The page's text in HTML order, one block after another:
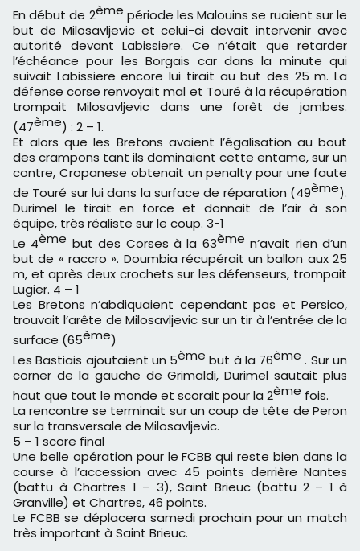
En début de 2ème période les Malouins se ruaient sur le
but de Milosavljevic et celui-ci devait intervenir avec
autorité devant Labissiere. Ce n’était que retarder
l’échéance pour les Borgais car dans la minute qui
suivait Labissiere encore lui tirait au but des 25 m. La
défense corse renvoyait mal et Touré à la récupération
trompait Milosavljevic dans une forêt de jambes.
(47ème) : 2 – 1.
Et alors que les Bretons avaient l’égalisation au bout
des crampons tant ils dominaient cette entame, sur un
contre, Cropanese obtenait un penalty pour une faute
de Touré sur lui dans la surface de réparation (49ème).
Durimel le tirait en force et donnait de l’air à son
équipe, très réaliste sur le coup. 3-1
Le 4ème but des Corses à la 63ème n’avait rien d’un
but de « raccro ». Doumbia récupérait un ballon aux 25
m, et après deux crochets sur les défenseurs, trompait
Lugier. 4 – 1
Les Bretons n’abdiquaient cependant pas et Persico,
trouvait l’arête de Milosavljevic sur un tir à l’entrée de la
surface (65ème)
Les Bastiais ajoutaient un 5ème but à la 76ème . Sur un
corner de la gauche de Grimaldi, Durimel sautait plus
haut que tout le monde et scorait pour la 2ème fois.
La rencontre se terminait sur un coup de tête de Peron
sur la transversale de Milosavljevic.
5 – 1 score final
Une belle opération pour le FCBB qui reste bien dans la
course à l’accession avec 45 points derrière Nantes
(battu à Chartres 1 – 3), Saint Brieuc (battu 2 – 1 à
Granville) et Chartres, 46 points.
Le FCBB se déplacera samedi prochain pour un match
très important à Saint Brieuc.